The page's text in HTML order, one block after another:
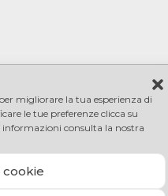
migliorare la tua esperienza di
le tue preferenze clicca su
consulta la nostra
|Copyright|